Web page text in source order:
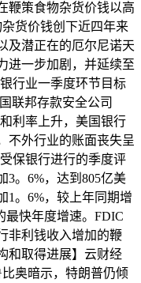
鞭策食物杂货价钱以高
货价钱创下近四年来
及潜正在的厄尔尼诺天
进一步加剧，并延续至
行业一季度环节目标
联邦存款安全公司
利率上升，美国银行
不外行业的账面丧失呈
保银行进行的季度评
3。6%，达到805亿美
1。6%，较上年同期增
最快年度增速。FDIC
非利钱收入增加的鞭
和取得进展】云财经
奥暗示，特朗普仍倾